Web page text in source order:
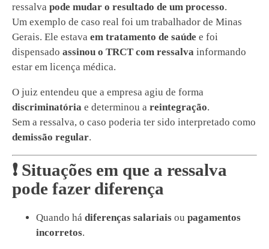
ressalva pode mudar o resultado de um processo.
Um exemplo de caso real foi um trabalhador de Minas
Gerais. Ele estava em tratamento de saúde e foi
dispensado assinou o TRCT com ressalva informando
estar em licença médica.
O juiz entendeu que a empresa agiu de forma
discriminatória e determinou a reintegração.
Sem a ressalva, o caso poderia ter sido interpretado como
demissão regular.
❗ Situações em que a ressalva
pode fazer diferença
Quando há diferenças salariais ou pagamentos
incorretos.